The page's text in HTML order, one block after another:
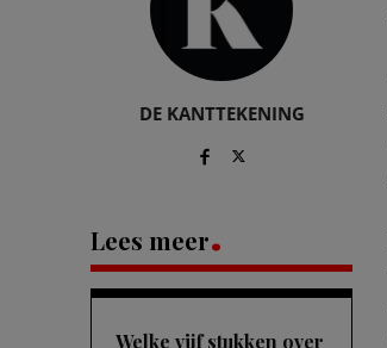
DE KANTTEKENING
Lees meer
Welke vijf stukken over